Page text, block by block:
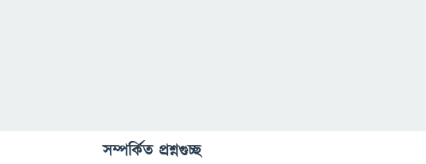
সম্পর্কিত প্রশ্নগুচ্ছ